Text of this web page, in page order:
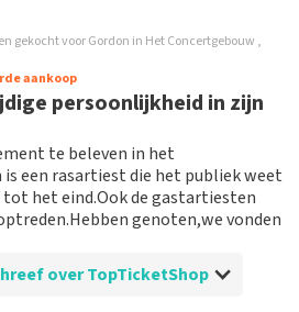
Wittenberg over
en super
betaling en uitprinten
snel binnen komt
dus een 9....
gekocht voor Gordon in Het Concertgebouw ,
aankoop
persoonlijkheid in zijn
te beleven in het
een rasartiest die het publiek weet
het eind.Ook de gastartiesten
genoten,we vonden
over TopTicketShop